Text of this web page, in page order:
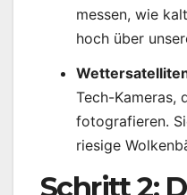
messen, wie
hoch über
Tech-Kameras,
fotografieren.
riesige
Schritt 2: